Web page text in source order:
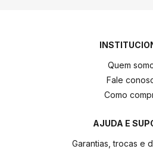
Quem
Fale
Como
AJUDA E
Garantias, trocas e